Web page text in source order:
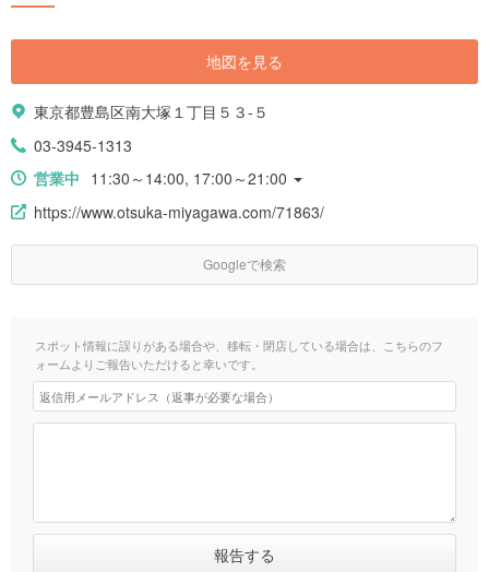
地図を見る
東京都豊島区南大塚１丁目５３-５
03-3945-1313
営業中 11:30～14:00, 17:00～21:00
https://www.otsuka-miyagawa.com/71863/
Googleで検索
スポット情報に誤りがある場合や、移転・閉店している場合は、こちらのフ
ォームよりご報告いただけると幸いです。